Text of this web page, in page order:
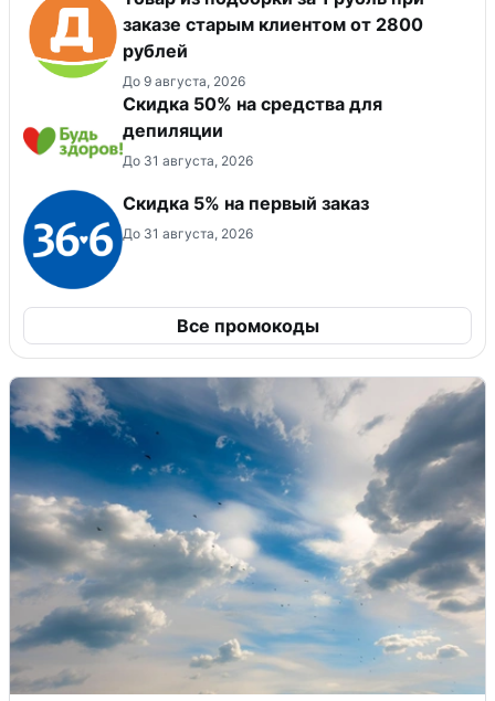
заказе старым клиентом от 2800
рублей
До 9 августа, 2026
Скидка 50% на средства для
депиляции
До 31 августа, 2026
Скидка 5% на первый заказ
До 31 августа, 2026
Все промокоды